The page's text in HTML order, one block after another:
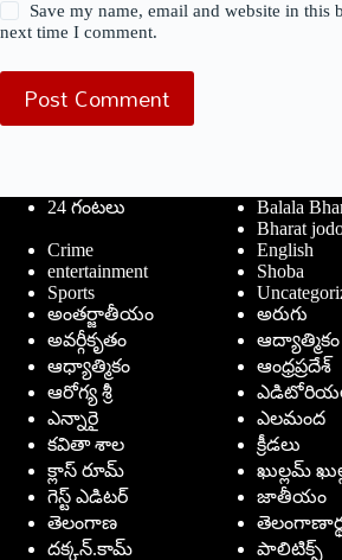
Save my name, email and website in this
next time I comment.
Post Comment
24 గంటలు
Balala
Bharat
Crime
English
entertainment
Shoba
Sports
అంతర్జాతీయం
అరుగు
అవర్గీకృతం
ఆద్యాత్మికం
ఆధ్యాత్మికం
ఆంధ్రప్రదేశ్
ఆరోగ్య శ్రీ
ఎన్నారై
ఎలమంద
కవితా శాల
క్రీడలు
క్లాస్ రూమ్
ఖుల్లమ్
గెస్ట్ ఎడిటర్
జాతీయం
తెలంగాణ
దక్కన్.కామ్
పాలిటిక్స్